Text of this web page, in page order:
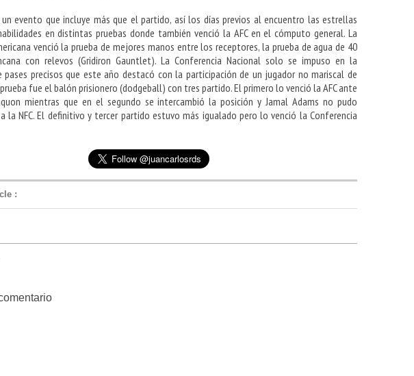
evento que incluye más que el partido, así los días previos al encuentro las estrellas
en distintas pruebas donde también venció la AFC en el cómputo general. La
venció la prueba de mejores manos entre los receptores, la prueba de agua de 40
con relevos (Gridiron Gauntlet). La Conferencia Nacional solo se impuso en la
pases precisos que este año destacó con la participación de un jugador no mariscal de
fue el balón prisionero (dodgeball) con tres partido. El primero lo venció la AFC ante
mientras que en el segundo se intercambió la posición y Jamal Adams no pudo
la NFC. El definitivo y tercer partido estuvo más igualado pero lo venció la Conferencia
: